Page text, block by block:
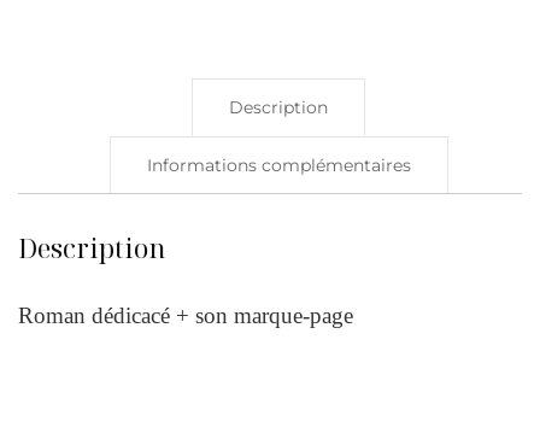
Description
Informations complémentaires
Description
Roman dédicacé + son marque-page